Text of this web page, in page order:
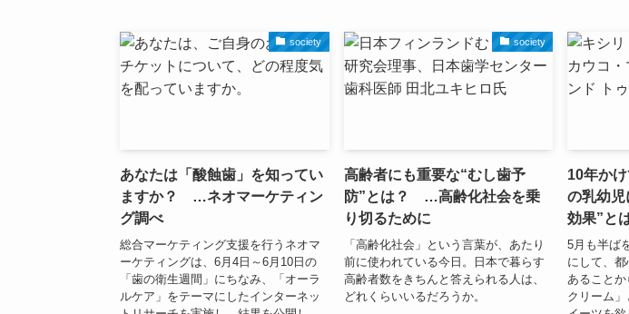
society
あなたは「酸蝕歯」を知ってい
ますか？ …ネオマーケティン
グ調べ
総合マーケティング支援を行うネオマ
ーケティングは、6月4日～6月10日の
「歯の衛生週間」にちなみ、「オーラ
ルケア」をテーマにしたインターネッ
society
高齢者にも重要な“むし歯予
防”とは？ …高齢化社会を乗
り切るために
「高齢化社会」という言葉が、あたり
前に使われている今日。日本で暮らす
高齢者数をきちんと答えられる人は、
どれくらいいるだろうか。
10年か
の乳幼児
効果”と
5月も半ば
にして、
あること
クリーム